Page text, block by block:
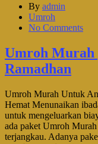
By admin
Umroh
No Comments
Umroh Murah
Ramadhan
Umroh Murah Untuk
Hemat Menunaikan
untuk mengeluarkan
ada paket Umroh
terjangkau. Adanya